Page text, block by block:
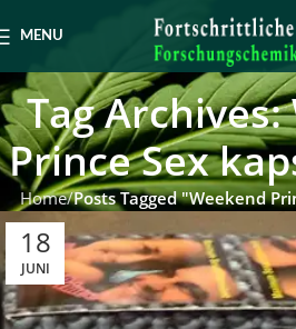
MENU
Tag
Prince Sex
Home Posts Tagged "Weekend
18
JUNI